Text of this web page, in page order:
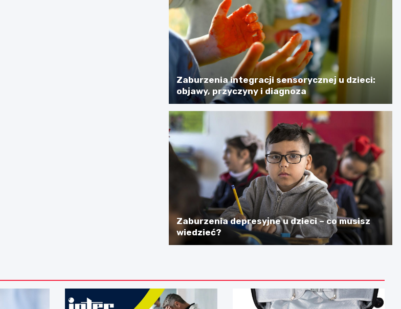
Zaburzenia integracji sensorycznej u dzieci:
objawy, przyczyny i diagnoza
Zaburzenia depresyjne u dzieci – co musisz
wiedzieć?